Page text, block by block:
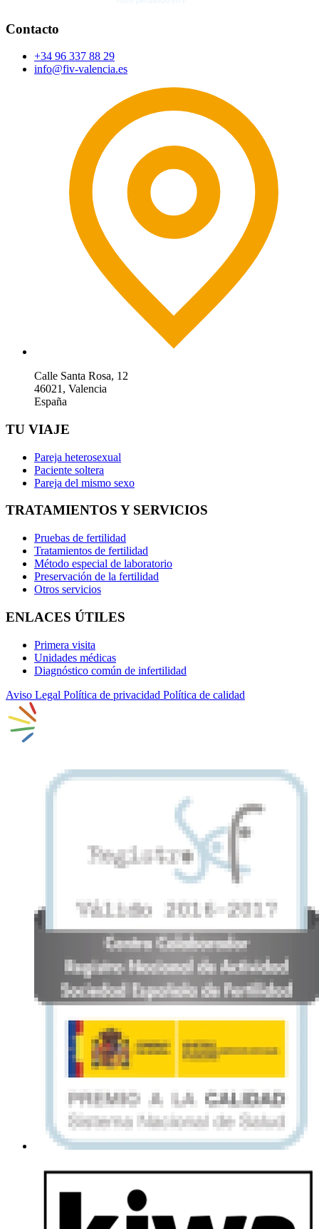
Contacto
+34 96 337 88 29
info@fiv-valencia.es
Calle Santa Rosa, 12
46021, Valencia
España
TU VIAJE
Pareja heterosexual
Paciente soltera
Pareja del mismo sexo
TRATAMIENTOS Y SERVICIOS
Pruebas de fertilidad
Tratamientos de fertilidad
Método especial de laboratorio
Preservación de la fertilidad
Otros servicios
ENLACES ÚTILES
Primera visita
Unidades médicas
Diagnóstico común de infertilidad
Aviso Legal Política de privacidad Política de calidad